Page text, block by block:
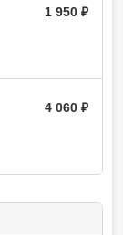
1 950
4 060